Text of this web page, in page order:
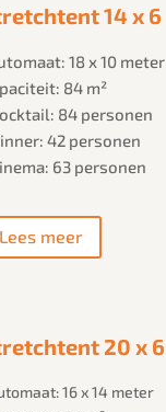
14 x 6
18 x 10 meter
84 m²
84 personen
42 personen
63 personen
Lees meer
20 x 6
16 x 14 meter